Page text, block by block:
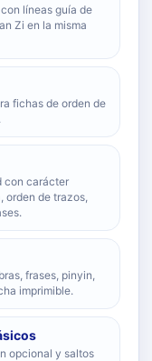
líneas guía de
Zi en la misma
fichas de orden de
con carácter
orden de trazos,
frases, pinyin,
imprimible.
opcional y saltos